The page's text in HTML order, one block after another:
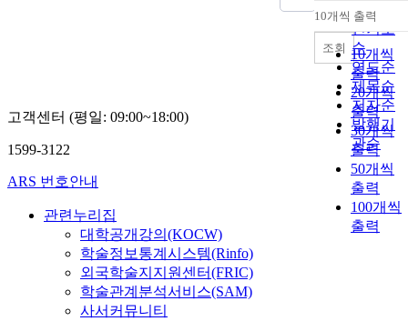
순
인기도
순
연도순
제목순
저자순
발행기
관순
내림차순
10개씩 출력
10개씩
출력
20개씩
출력
30개씩
출력
50개씩
출력
100개씩
출력
조회
고객센터 (평일: 09:00~18:00)
1599-3122
ARS 번호안내
관련누리집
대학공개강의(KOCW)
학술정보통계시스템(Rinfo)
외국학술지지원센터(FRIC)
학술관계분석서비스(SAM)
사서커뮤니티